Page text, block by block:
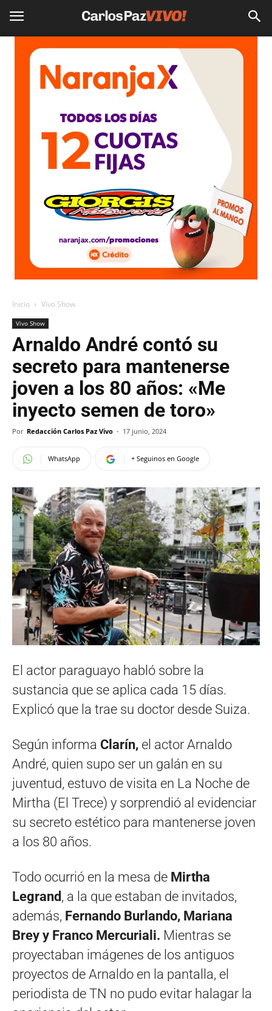
Inicio Vivo Show
Vivo Show
Arnaldo André contó su
secreto para mantenerse
joven a los 80 años: «Me
inyecto semen de toro»
Por Redacción Carlos Paz Vivo - 17 junio, 2024
WhatsApp + Seguinos en Google
El actor paraguayo habló sobre la
sustancia que se aplica cada 15 días.
Explicó que la trae su doctor desde Suiza.
Según informa Clarín, el actor Arnaldo
André, quien supo ser un galán en su
juventud, estuvo de visita en La Noche de
Mirtha (El Trece) y sorprendió al evidenciar
su secreto estético para mantenerse joven
a los 80 años.
Todo ocurrió en la mesa de Mirtha
Legrand , a la que estaban de invitados,
además, Fernando Burlando, Mariana
Brey y Franco Mercuriali. Mientras se
proyectaban imágenes de los antiguos
proyectos de Arnaldo en la pantalla, el
periodista de TN no pudo evitar halagar la